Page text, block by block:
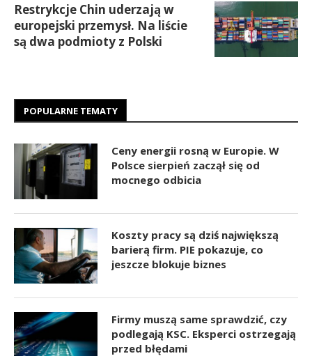
Restrykcje Chin uderzają w
europejski przemysł. Na liście
są dwa podmioty z Polski
POPULARNE TEMATY
Ceny energii rosną w Europie. W
Polsce sierpień zaczął się od
mocnego odbicia
Koszty pracy są dziś największą
barierą firm. PIE pokazuje, co
jeszcze blokuje biznes
Firmy muszą same sprawdzić, czy
podlegają KSC. Eksperci ostrzegają
przed błędami